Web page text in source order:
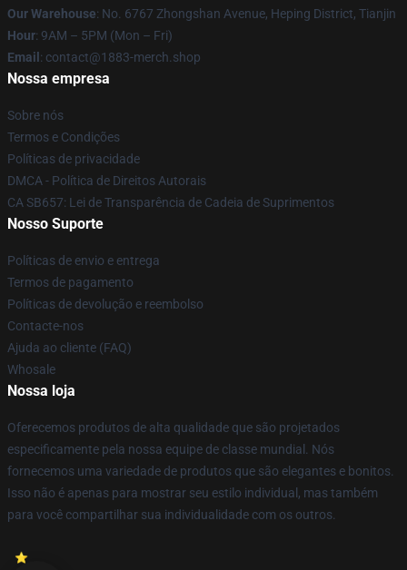
Our Warehouse: No. 6767 Zhongshan Avenue, Heping District, Tianjin
Hour: 9AM – 5PM (Mon – Fri)
Email : contact@1883-merch.shop
Nossa empresa
Sobre nós
Termos e Condições
Políticas de privacidade
DMCA - Política de Direitos Autorais
CA SB657: Lei de Transparência de Cadeia de Suprimentos
Nosso Suporte
Políticas de envio e entrega
Termos de pagamento
Políticas de devolução e reembolso
Contacte-nos
Ajuda ao cliente (FAQ)
Whosale
Nossa loja
Oferecemos produtos de alta qualidade que são projetados
especificamente pela nossa equipe de classe mundial. Nós
fornecemos uma variedade de produtos que são elegantes e bonitos.
Isso não é apenas para mostrar seu estilo individual, mas também
para você compartilhar sua individualidade com os outros.